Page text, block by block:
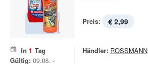
Preis: € 2,99
In 1 Tag
Gültig: 09.08. -
Händler: ROSSMANN